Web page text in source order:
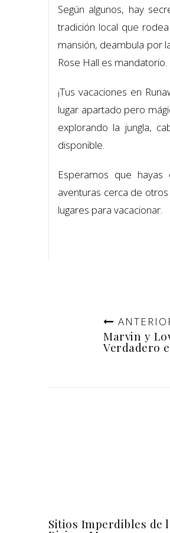
Según algunos, hay
tradición local que
mansión, deambula por
Rose Hall es mandatorio.
¡Tus vacaciones en
lugar apartado pero
explorando la jungla,
disponible.
Esperamos que hayas
aventuras cerca de
lugares para vacacionar.
Marvin y
Verdadero
Sitios Imperdibles de